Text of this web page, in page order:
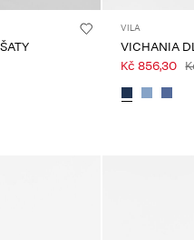
VILA
VICHANIA
Kč 856,30